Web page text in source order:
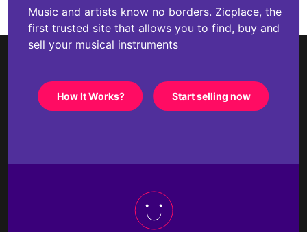
Music and artists know no borders. Zicplace, the
first trusted site that allows you to find, buy and
sell your musical instruments
How It Works? Start selling now